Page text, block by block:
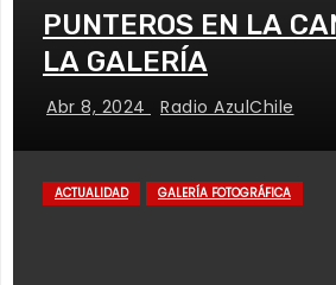
PUNTEROS EN LA
LA GALERÍA
Abr 8, 2024 Radio AzulChile
ACTUALIDAD GALERÍA FOTOGRÁFICA